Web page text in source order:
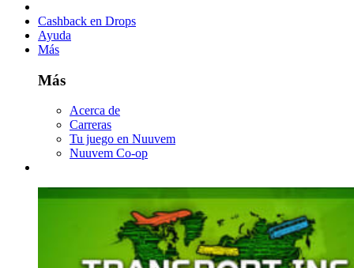
Cashback en Drops
Ayuda
Más
Más
Acerca de
Carreras
Tu juego en Nuuvem
Nuuvem Co-op